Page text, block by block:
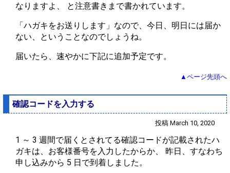
なりますよ、 と注意書きまで書かれています。
「ハガキをお送りします」なので、今日、明日には届か
ない、ということなのでしょうね。
届いたら、速やかに下記に追加予定です。
▲ページ先頭へ
確認コードを入力する
投稿 March 10, 2020
1 ～ 3 週間で届くとされてる確認コードが記載されたハ
ガキは、お客様番号を入力したからか、 昨日、すなわち
申し込みから 5 日で到着しました。